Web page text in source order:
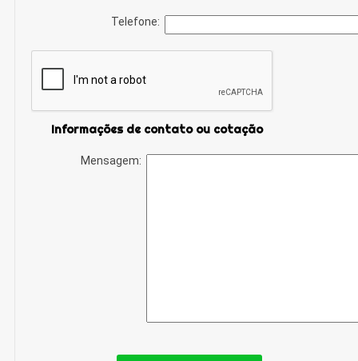
Telefone:
Informações de contato ou cotação
Mensagem: